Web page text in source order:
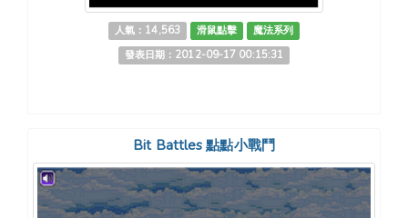
人氣：14,563 滑鼠點擊
魔法系列
發表日期：2012-09-17 00:15:31
Bit Battles 點點小戰鬥